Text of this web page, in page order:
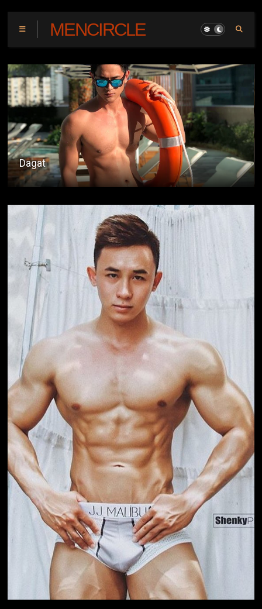
MENCIRCLE
Pagnanasa Kay Henry